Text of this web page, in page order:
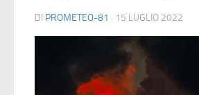
DI PROMETEO-81 · 15 LUGLIO 2022